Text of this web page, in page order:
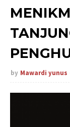
by Mawardi yunus